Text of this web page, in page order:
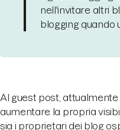
nell'invitare altri
blogging quando
Al guest post,
aumentare la propria
sia i proprietari dei blog